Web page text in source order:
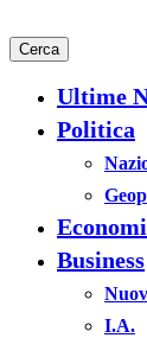
Cerca
Ultime
Politica
Business
I.A.